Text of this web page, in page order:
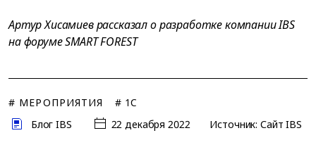
Артур Хисамиев рассказал о разработке компании IBS
на форуме SMART FOREST
# МЕРОПРИЯТИЯ
# 1C
Блог IBS
22 декабря 2022 Источник: Сайт IBS